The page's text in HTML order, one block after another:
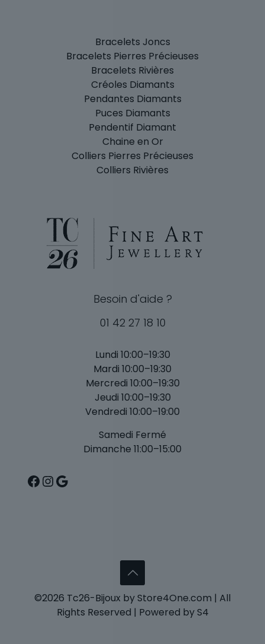
Bracelets Joncs
Bracelets Pierres Précieuses
Bracelets Rivières
Créoles Diamants
Pendantes Diamants
Puces Diamants
Pendentif Diamant
Chaine en Or
Colliers Pierres Précieuses
Colliers Rivières
Besoin d'aide ?
01 42 27 18 10
Lundi 10:00–19:30
Mardi 10:00–19:30
Mercredi 10:00–19:30
Jeudi 10:00–19:30
Vendredi 10:00–19:00
Samedi Fermé
Dimanche 11:00–15:00
Facebook
Instagram
Google
©2026 Tc26-Bijoux by Store4One.com | All
Rights Reserved | Powered by S4